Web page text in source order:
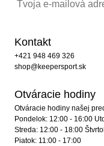
Kontakt
+421 948 469 326
shop@keepersport.sk
Otváracie hodiny
Otváracie hodiny našej
Pondelok: 12:00 - 16:00
Streda: 12:00 - 18:00
Piatok: 11:00 - 17:00